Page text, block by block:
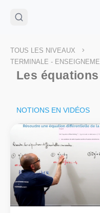
🌴Cahier de
Télécharge ton
TOUS LES NIVEAUX >
TERMINALE -
Les
NOTIONS EN VIDÉOS